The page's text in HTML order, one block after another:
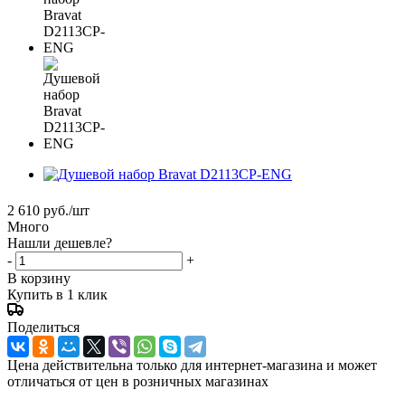
2 610 руб./шт
Много
Нашли дешевле?
-
+
В корзину
Купить в 1 клик
Поделиться
Цена действительна только для интернет-магазина и может
отличаться от цен в розничных магазинах